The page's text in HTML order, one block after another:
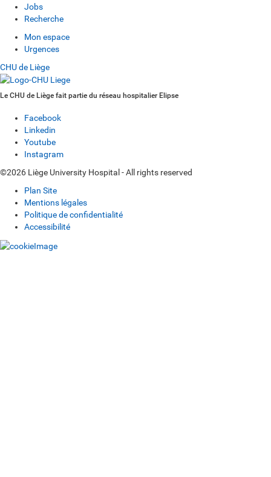
Jobs
Recherche
Mon espace
Urgences
CHU de Liège
Le CHU de Liège fait partie du réseau hospitalier Elipse
Facebook
Linkedin
Youtube
Instagram
©2026 Liège University Hospital - All rights reserved
Plan Site
Mentions légales
Politique de confidentialité
Accessibilité